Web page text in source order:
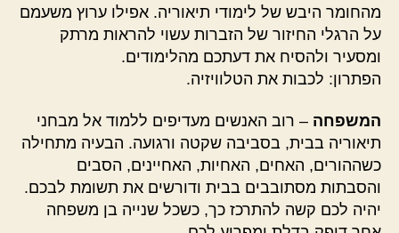
מהחומר היבש של לימודי תיאוריה. אפילו ערוץ משעמם
על הרגלי החיזור של הזברות עשוי להראות מרתק
ומסעיר ולהסיח את דעתכם מהלימודים.
הפתרון: לכבות את הטלוויזיה.
המשפחה – רוב האנשים מעדיפים ללמוד אל מבחני
תיאוריה בבית, בסביבה שקטה ורגועה. הבעיה מתחילה
כשההורים, האחים, האחיות, האחיינים, הסבים
והסבתות מסתובבים בבית ודורשים את תשומת לבכם.
יהיה לכם קשה להתרכז כך, כשכל שנייה בן משפחה